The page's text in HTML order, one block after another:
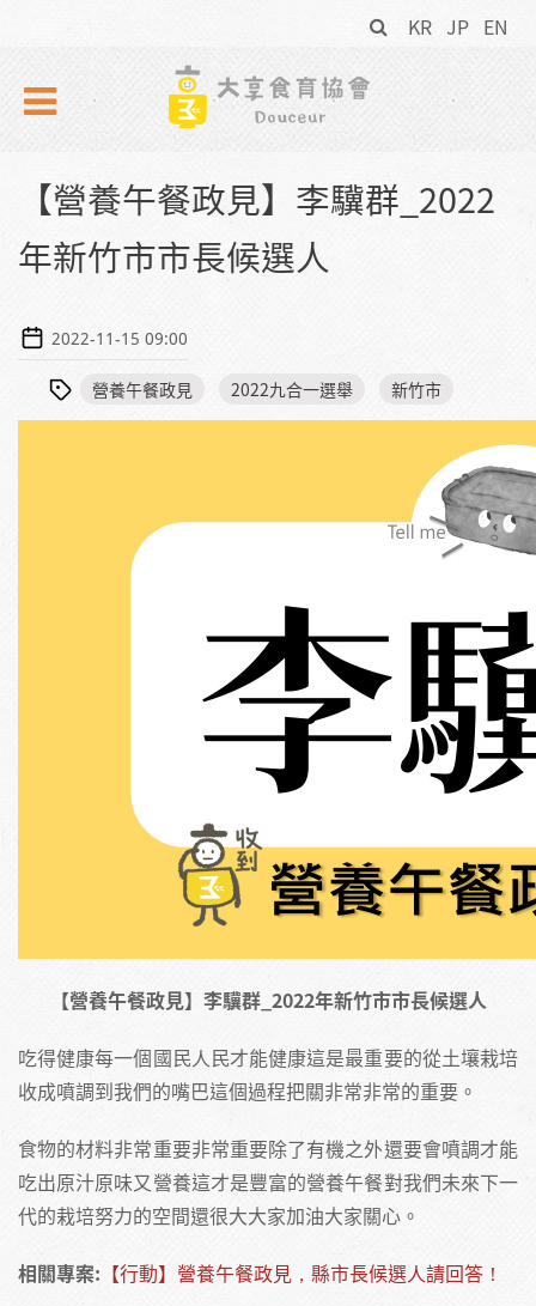
KR JP EN
搜
尋
表
【營養午餐政見】李驥群_2022
年新竹市市長候選人
2022-11-15 09:00
營養午餐政見 2022九合一選舉 新竹市
【營養午餐政見】李驥群_2022年新竹市市長候選人
吃得健康每一個國民人民才能健康這是最重要的從土壤栽培
收成噴調到我們的嘴巴這個過程把關非常非常的重要。
食物的材料非常重要非常重要除了有機之外還要會噴調才能
吃出原汁原味又營養這才是豐富的營養午餐對我們未來下一
代的栽培努力的空間還很大大家加油大家關心。
相關專案: 【行動】營養午餐政見，縣市長候選人請回答！